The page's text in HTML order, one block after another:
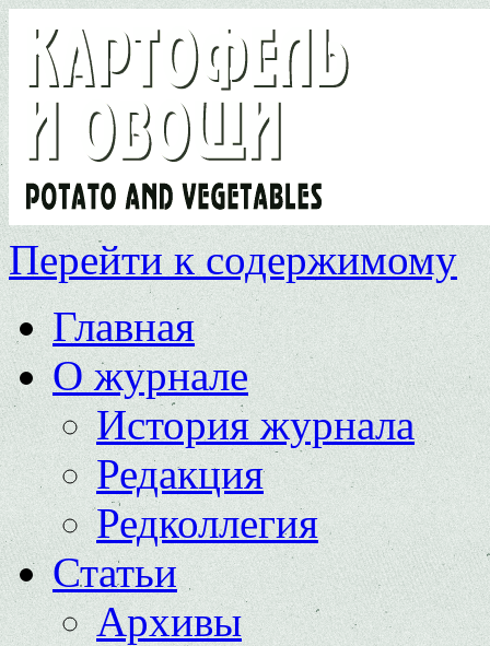
Перейти к содержимому
Главная
О журнале
История журнала
Редакция
Редколлегия
Статьи
Архивы